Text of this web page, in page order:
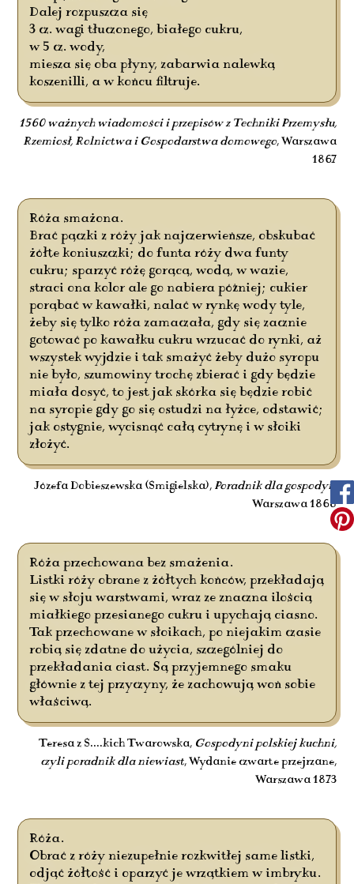
Dalej rozpuszcza się
3 cz. wagi tłuczonego, białego cukru,
w 5 cz. wody,
miesza się oba płyny, zabarwia nalewką
koszenilli, a w końcu filtruje.
1560 ważnych wiadomości i przepisów z Techniki Przemysłu,
Rzemiosł, Rolnictwa i Gospodarstwa domowego, Warszawa
1867
Róża smażona.
Brać pączki z róży jak najczerwieńsze, obskubać
żółte koniuszczki; do funta róży dwa funty
cukru; sparzyć różę gorącą, wodą, w wazie,
straci ona kolor ale go nabiera później; cukier
porąbać w kawałki, nalać w rynkę wody tyle,
żeby się tylko róża zamaczała, gdy się zacznie
gotować po kawałku cukru wrzucać do rynki, aż
wszystek wyjdzie i tak smażyć żeby dużo syropu
nie było, szumowiny trochę zbierać i gdy będzie
miała dosyć, to jest jak skórka się będzie robić
na syropie gdy go się ostudzi na łyżce, odstawić;
jak ostygnie, wycisnąć całą cytrynę i w słoiki
złożyć.
Józefa Dobieszewska (Śmigielska), Poradnik dla gospodyń
Warszawa 1868
Róża przechowana bez smażenia.
Listki róży obrane z żółtych końców, przekładają
się w słoju warstwami, wraz ze znaczna ilością
miałkiego przesianego cukru i upychają ciasno.
Tak przechowane w słoikach, po niejakim czasie
robią się zdatne do użycia, szczególniej do
przekładania ciast. Są przyjemnego smaku
głównie z tej przyczyny, że zachowują woń sobie
właściwą.
Teresa z Ś....kich Twarowska, Gospodyni polskiej kuchni,
czyli poradnik dla niewiast, Wydanie czwarte przejrzane,
Warszawa 1873
Róża.
Obrać z róży niezupełnie rozkwitłej same listki,
odjąć żółtość i oparzyć je wrzątkiem w imbryku.